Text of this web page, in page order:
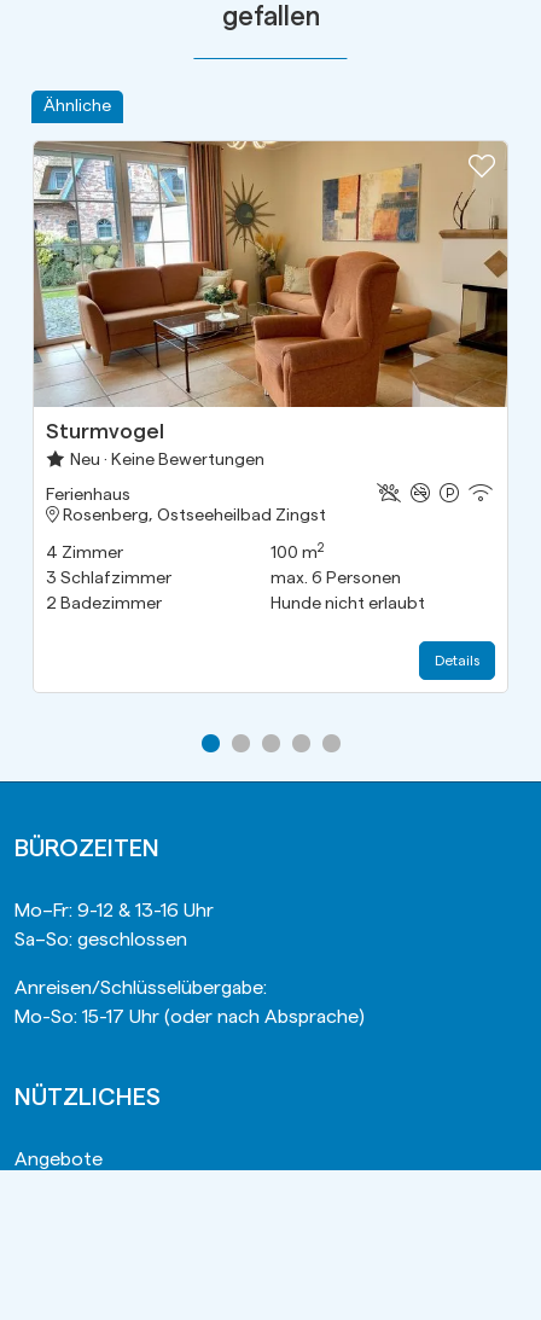
gefallen
Ähnliche
Zur
Sturmvogel
Neu · Keine Bewertungen
Ferienhaus
Rosenberg, Ostseeheilbad Zingst
4 Zimmer
3 Schlafzimmer
2 Badezimmer
100 m2
max. 6 Personen
Hunde nicht erlaubt
Details
Gehe zu Slide 1
Gehe zu Slide 2
Gehe zu Slide 3
Gehe zu Slide 4
Gehe zu Slide 5
BÜROZEITEN
Mo–Fr: 9-12 & 13-16 Uhr
Sa–So: geschlossen
Anreisen/Schlüsselübergabe:
Mo-So: 15-17 Uhr (oder nach Absprache)
NÜTZLICHES
Angebote